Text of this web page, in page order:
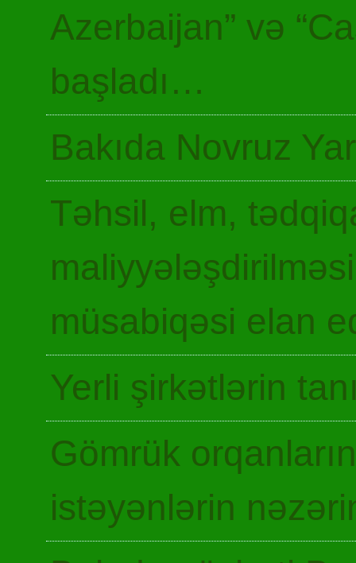
Azerbaijan” və
başladı…
Bakıda Novruz
Təhsil, elm,
müsabiqəsi elan
Yerli şirkətlərin
Gömrük
istəyənlərin